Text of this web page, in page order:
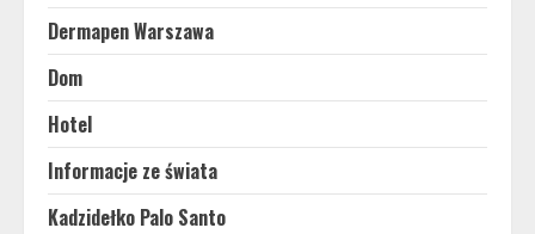
Dermapen Warszawa
Dom
Hotel
Informacje ze świata
Kadzidełko Palo Santo